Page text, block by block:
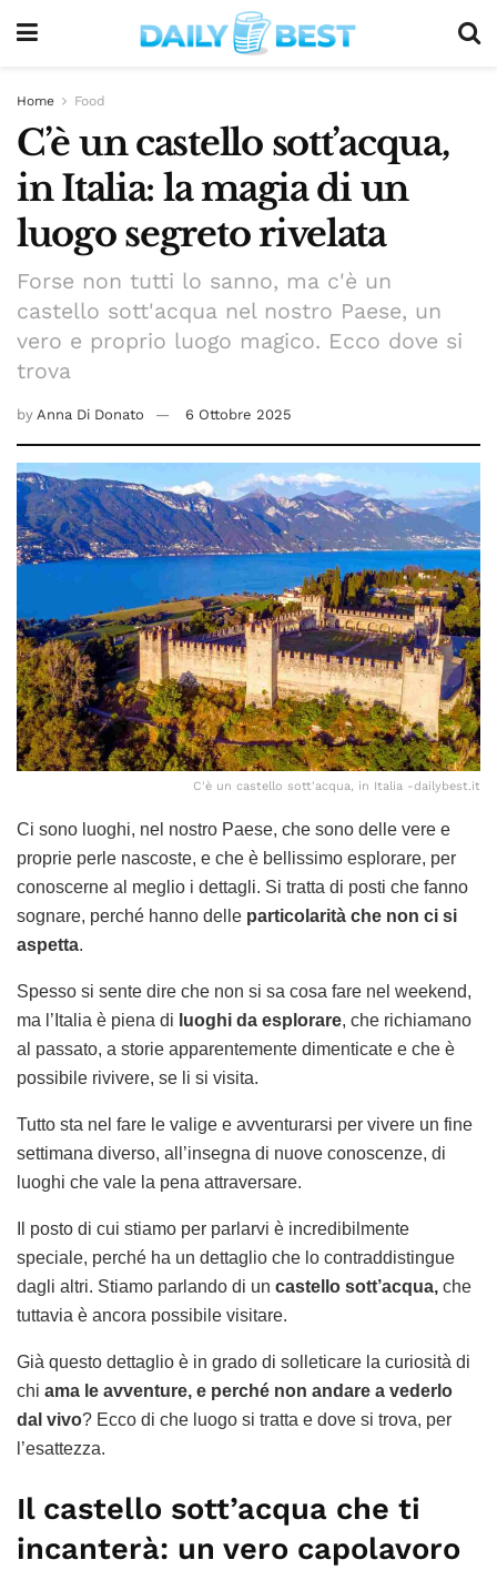
Home Food
C’è un castello sott’acqua,
in Italia: la magia di un
luogo segreto rivelata
Forse non tutti lo sanno, ma c'è un
castello sott'acqua nel nostro Paese, un
vero e proprio luogo magico. Ecco dove si
trova
by Anna Di Donato 6 Ottobre 2025
C'è un castello sott'acqua, in Italia -dailybest.it
Ci sono luoghi, nel nostro Paese, che sono delle vere e
proprie perle nascoste, e che è bellissimo esplorare, per
conoscerne al meglio i dettagli. Si tratta di posti che fanno
sognare, perché hanno delle particolarità che non ci si
aspetta.
Spesso si sente dire che non si sa cosa fare nel weekend,
ma l’Italia è piena di luoghi da esplorare, che richiamano
al passato, a storie apparentemente dimenticate e che è
possibile rivivere, se li si visita.
Tutto sta nel fare le valige e avventurarsi per vivere un fine
settimana diverso, all’insegna di nuove conoscenze, di
luoghi che vale la pena attraversare.
Il posto di cui stiamo per parlarvi è incredibilmente
speciale, perché ha un dettaglio che lo contraddistingue
dagli altri. Stiamo parlando di un castello sott’acqua, che
tuttavia è ancora possibile visitare.
Già questo dettaglio è in grado di solleticare la curiosità di
chi ama le avventure, e perché non andare a vederlo
dal vivo? Ecco di che luogo si tratta e dove si trova, per
l’esattezza.
Il castello sott’acqua che ti
incanterà: un vero capolavoro